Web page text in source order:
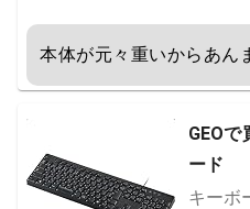
本体が元々重いからあん
GEO
ード
キーボ